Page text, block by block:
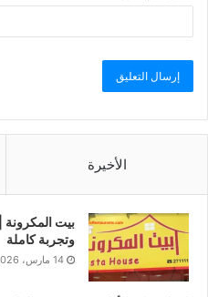
الأخيرة
وتجربة كاملة
14 مارس، 2026